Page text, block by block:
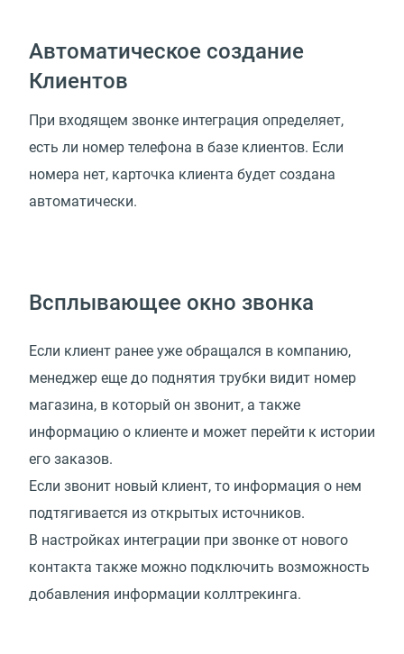
Автоматическое создание
Клиентов
При входящем звонке интеграция определяет,
есть ли номер телефона в базе клиентов. Если
номера нет, карточка клиента будет создана
автоматически.
Всплывающее окно звонка
Если клиент ранее уже обращался в компанию,
менеджер еще до поднятия трубки видит номер
магазина, в который он звонит, а также
информацию о клиенте и может перейти к истории
его заказов.
Если звонит новый клиент, то информация о нем
подтягивается из открытых источников.
В настройках интеграции при звонке от нового
контакта также можно подключить возможность
добавления информации коллтрекинга.